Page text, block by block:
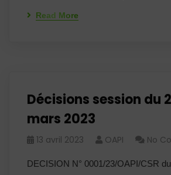
Read More
Décisions session du
mars 2023
13 avril 2023 OAPI No
DECISION N° 0001/23/OAPI/CSR